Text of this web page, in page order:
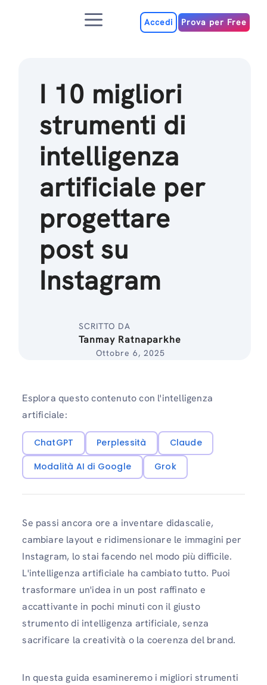
MenuAccedi Prova per Free
I 10 migliori
strumenti di
intelligenza
artificiale per
progettare
post su
Instagram
SCRITTO DA
Tanmay Ratnaparkhe
Ottobre 6, 2025
Esplora questo contenuto con l'intelligenza
artificiale:
ChatGPT Perplessità
Claude
Modalità AI di Google
Grok
Se passi ancora ore a inventare didascalie,
cambiare layout e ridimensionare le immagini per
Instagram, lo stai facendo nel modo più difficile.
L'intelligenza artificiale ha cambiato tutto. Puoi
trasformare un'idea in un post raffinato e
accattivante in pochi minuti con il giusto
strumento di intelligenza artificiale, senza
sacrificare la creatività o la coerenza del brand.
In questa guida esamineremo i migliori strumenti